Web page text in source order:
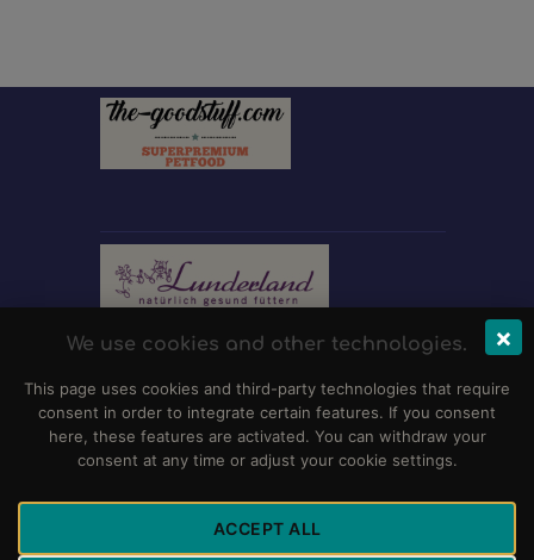
We use cookies and other technologies.
This page uses cookies and third-party technologies that require
consent in order to integrate certain features. If you consent
here, these features are activated. You can withdraw your
consent at any time or adjust your cookie settings.
ACCEPT ALL
×